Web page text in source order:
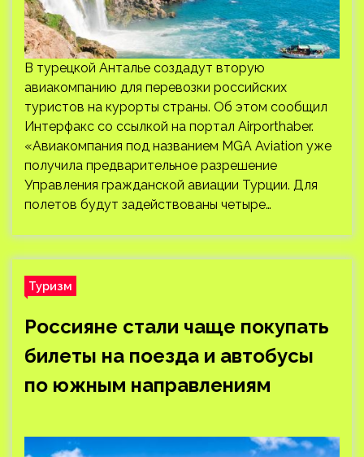
В турецкой Анталье создадут вторую
авиакомпанию для перевозки российских
туристов на курорты страны. Об этом сообщил
Интерфакс со ссылкой на портал Airporthaber.
«Авиакомпания под названием MGA Aviation уже
получила предварительное разрешение
Управления гражданской авиации Турции. Для
полетов будут задействованы четыре…
Туризм
Россияне стали чаще покупать
билеты на поезда и автобусы
по южным направлениям